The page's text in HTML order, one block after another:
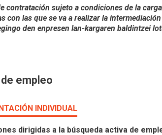
contratación sujeto a condiciones de la
con las que se va a realizar la
den enpresen lan-kargaren baldintzei
empleo
INDIVIDUAL
dirigidas a la búsqueda activa de